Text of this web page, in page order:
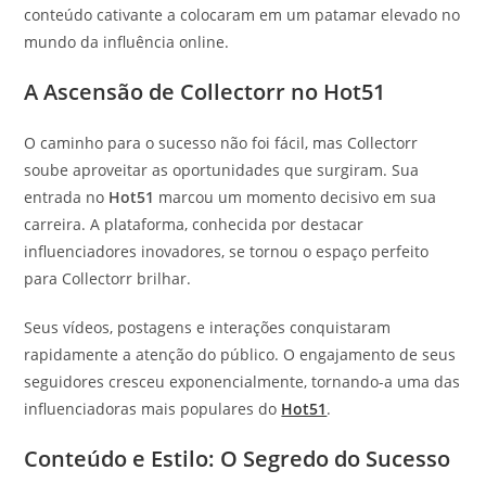
conteúdo cativante a colocaram em um patamar elevado no
mundo da influência online.
A Ascensão de Collectorr no Hot51
O caminho para o sucesso não foi fácil, mas Collectorr
soube aproveitar as oportunidades que surgiram. Sua
entrada no Hot51 marcou um momento decisivo em sua
carreira. A plataforma, conhecida por destacar
influenciadores inovadores, se tornou o espaço perfeito
para Collectorr brilhar.
Seus vídeos, postagens e interações conquistaram
rapidamente a atenção do público. O engajamento de seus
seguidores cresceu exponencialmente, tornando-a uma das
influenciadoras mais populares do Hot51.
Conteúdo e Estilo: O Segredo do Sucesso